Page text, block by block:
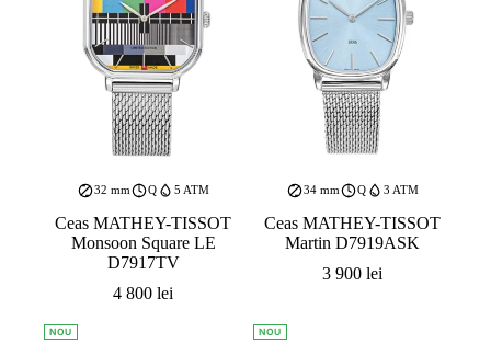
32 mm Q 5 ATM
Ceas MATHEY-TISSOT
Monsoon Square LE
D7917TV
4 800lei
34 mm Q 3 ATM
Ceas MATHEY-TISSOT
Martin D7919ASK
3 900lei
NOU NOU